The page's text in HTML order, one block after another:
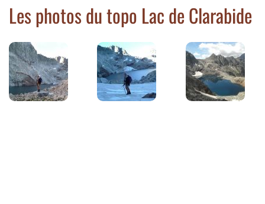
Les photos du topo Lac de Clarabide